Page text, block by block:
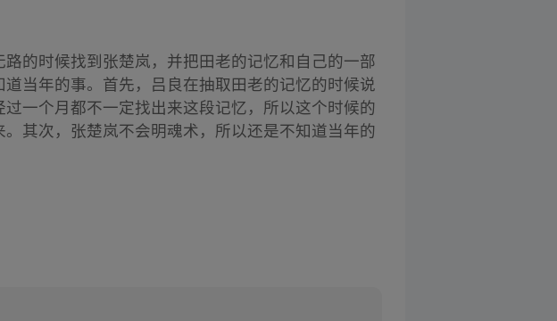
的时候找到张楚岚，并把田老的记忆和自己的一部
当年的事。首先，吕良在抽取田老的记忆的时候说
一个月都不一定找出来这段记忆，所以这个时候的
其次，张楚岚不会明魂术，所以还是不知道当年的